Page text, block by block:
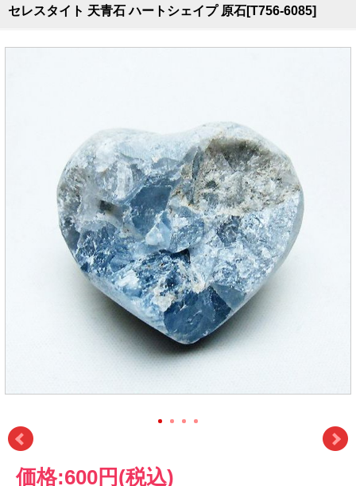
セレスタイト 天青石 ハートシェイプ 原石[T756-6085]
価格:600円 (税込)